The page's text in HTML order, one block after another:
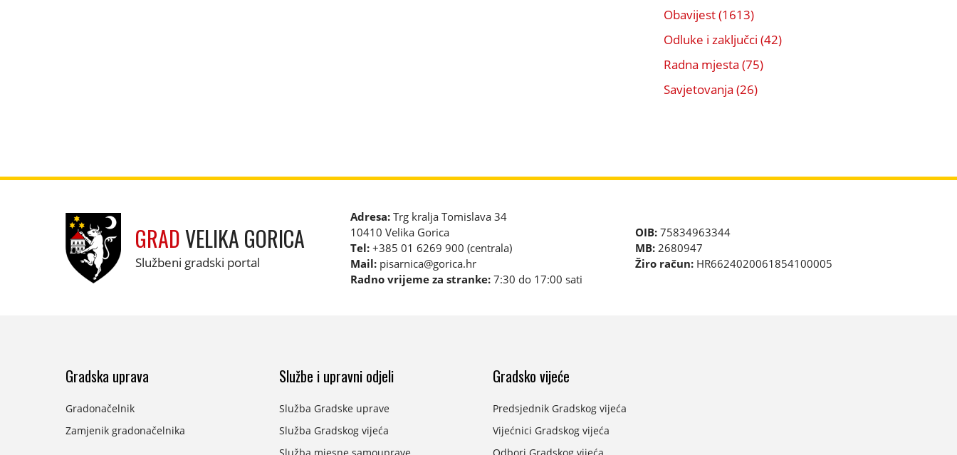
Obavijest (1613)
Odluke i zaključci (42)
Radna mjesta (75)
Savjetovanja (26)
GRADVELIKA GORICA
Službeni gradski portal
Adresa: Trg kralja Tomislava 34
10410 Velika Gorica
Tel: +385 01 6269 900 (centrala)
Mail: pisarnica@gorica.hr
Radno vrijeme za stranke: 7:30 do 17:00 sati
OIB: 75834963344
MB: 2680947
Žiro račun: HR6624020061854100005
Gradska uprava
Gradonačelnik
Zamjenik gradonačelnika
Službe i upravni odjeli
Služba Gradske uprave
Služba Gradskog vijeća
Gradsko vijeće
Predsjednik Gradskog vijeća
Vijećnici Gradskog vijeća